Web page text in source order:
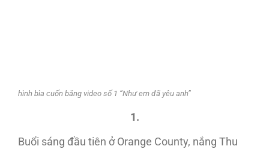
hình bìa cuốn băng video số 1 “Như em đã yêu anh”
1.
Buổi sáng đầu tiên ở Orange County, nắng Thu